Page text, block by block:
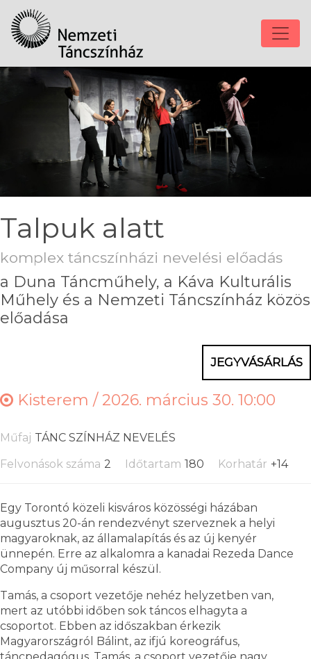
Talpuk alatt
komplex táncszínházi nevelési előadás
a Duna Táncműhely, a Káva Kulturális
Műhely és a Nemzeti Táncszínház közös
előadása
JEGYVÁSÁRLÁS
Kisterem /2026. március 30. 10:00
Műfaj TÁNC SZÍNHÁZ NEVELÉS
Felvonások száma 2 Időtartam 180 Korhatár +14
Egy Torontó közeli kisváros közösségi házában
augusztus 20-án rendezvényt szerveznek a helyi
magyaroknak, az államalapítás és az új kenyér
ünnepén. Erre az alkalomra a kanadai Rezeda Dance
Company új műsorral készül.
Tamás, a csoport vezetője nehéz helyzetben van,
mert az utóbbi időben sok táncos elhagyta a
csoportot. Ebben az időszakban érkezik
Magyarországról Bálint, az ifjú koreográfus,
táncpedagógus. Tamás, a csoport vezetője nagy